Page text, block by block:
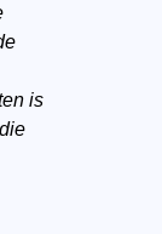
is